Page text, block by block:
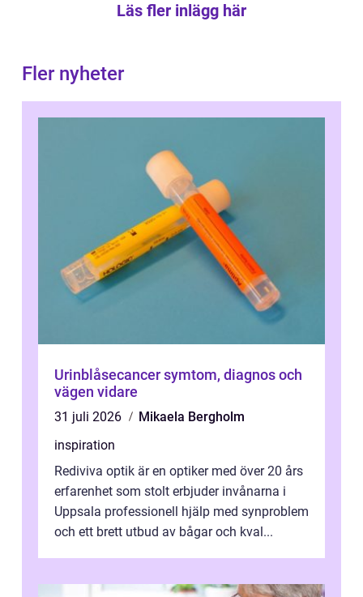
Läs fler inlägg här
Fler nyheter
Urinblåsecancer symtom, diagnos och
vägen vidare
31 juli 2026
Mikaela Bergholm
inspiration
Rediviva optik är en optiker med över 20 års
erfarenhet som stolt erbjuder invånarna i
Uppsala professionell hjälp med synproblem
och ett brett utbud av bågar och kval...